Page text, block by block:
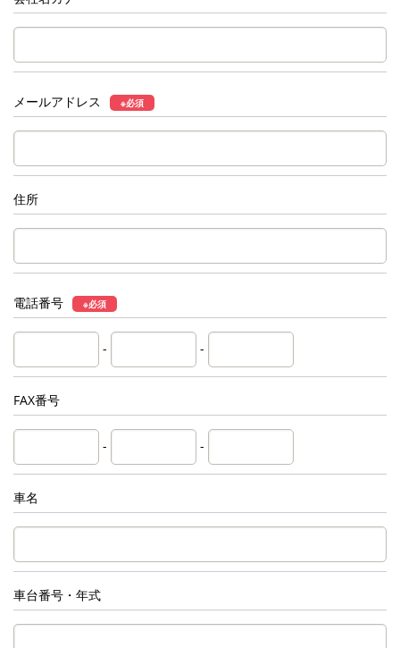
メールアドレス ※必須
住所
電話番号 ※必須
- -
FAX番号
- -
車名
車台番号・年式